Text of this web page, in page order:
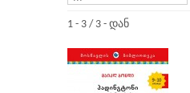
1 - 3 / 3 - დან